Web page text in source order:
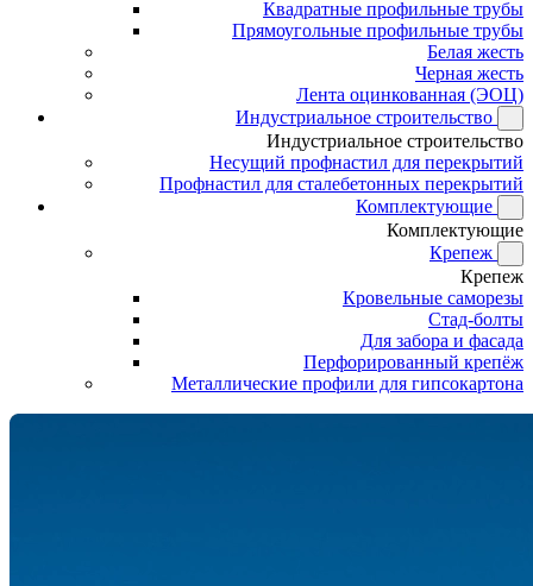
Квадратные профильные трубы
Прямоугольные профильные трубы
Белая жесть
Черная жесть
Лента оцинкованная (ЭОЦ)
Индустриальное строительство
Индустриальное строительство
Несущий профнастил для перекрытий
Профнастил для сталебетонных перекрытий
Комплектующие
Комплектующие
Крепеж
Крепеж
Кровельные саморезы
Стад-болты
Для забора и фасада
Перфорированный крепёж
Металлические профили для гипсокартона